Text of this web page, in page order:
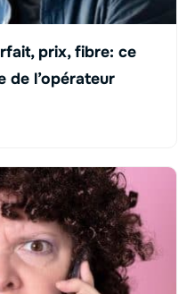
prix, fibre: ce
de l’opérateur